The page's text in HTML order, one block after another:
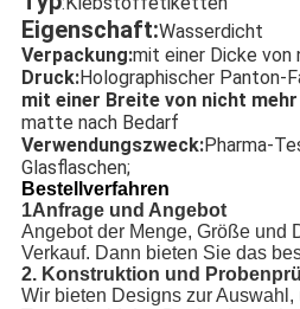
Eigenschaft:Wasserdicht
Verpackung:mit einer Dicke von
Druck:Holographischer Panton-
mit einer Breite von nicht
matte nach Bedarf
Verwendungszweck:Pharma-
Glasflaschen;
Bestellverfahren
1Anfrage und Angebot
Angebot der Menge, Größe und
Verkauf. Dann bieten Sie das
2. Konstruktion und
Wir bieten Designs zur Auswahl,